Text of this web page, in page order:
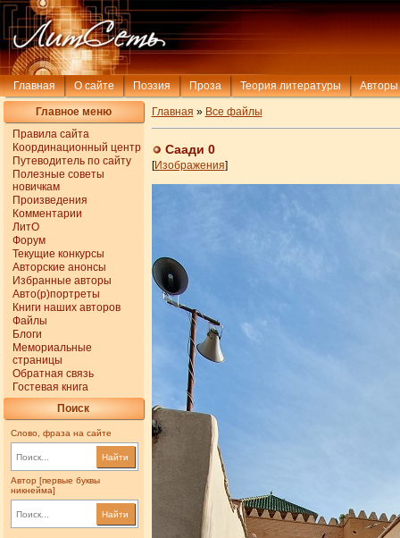
Главная О сайте Поэзия Проза Теория литературы Авторы
Главное меню
Правила сайта
Координационный центр
Путеводитель по сайту
Полезные советы
новичкам
Произведения
Комментарии
ЛитО
Форум
Текущие конкурсы
Авторские анонсы
Избранные авторы
Авто(р)портреты
Книги наших авторов
Файлы
Блоги
Мемориальные
страницы
Обратная связь
Гостевая книга
Поиск
Слово, фраза на сайте
Найти
Автор [первые буквы
никнейма]
Найти
Главная » Все файлы
Саади 0
[Изображения]